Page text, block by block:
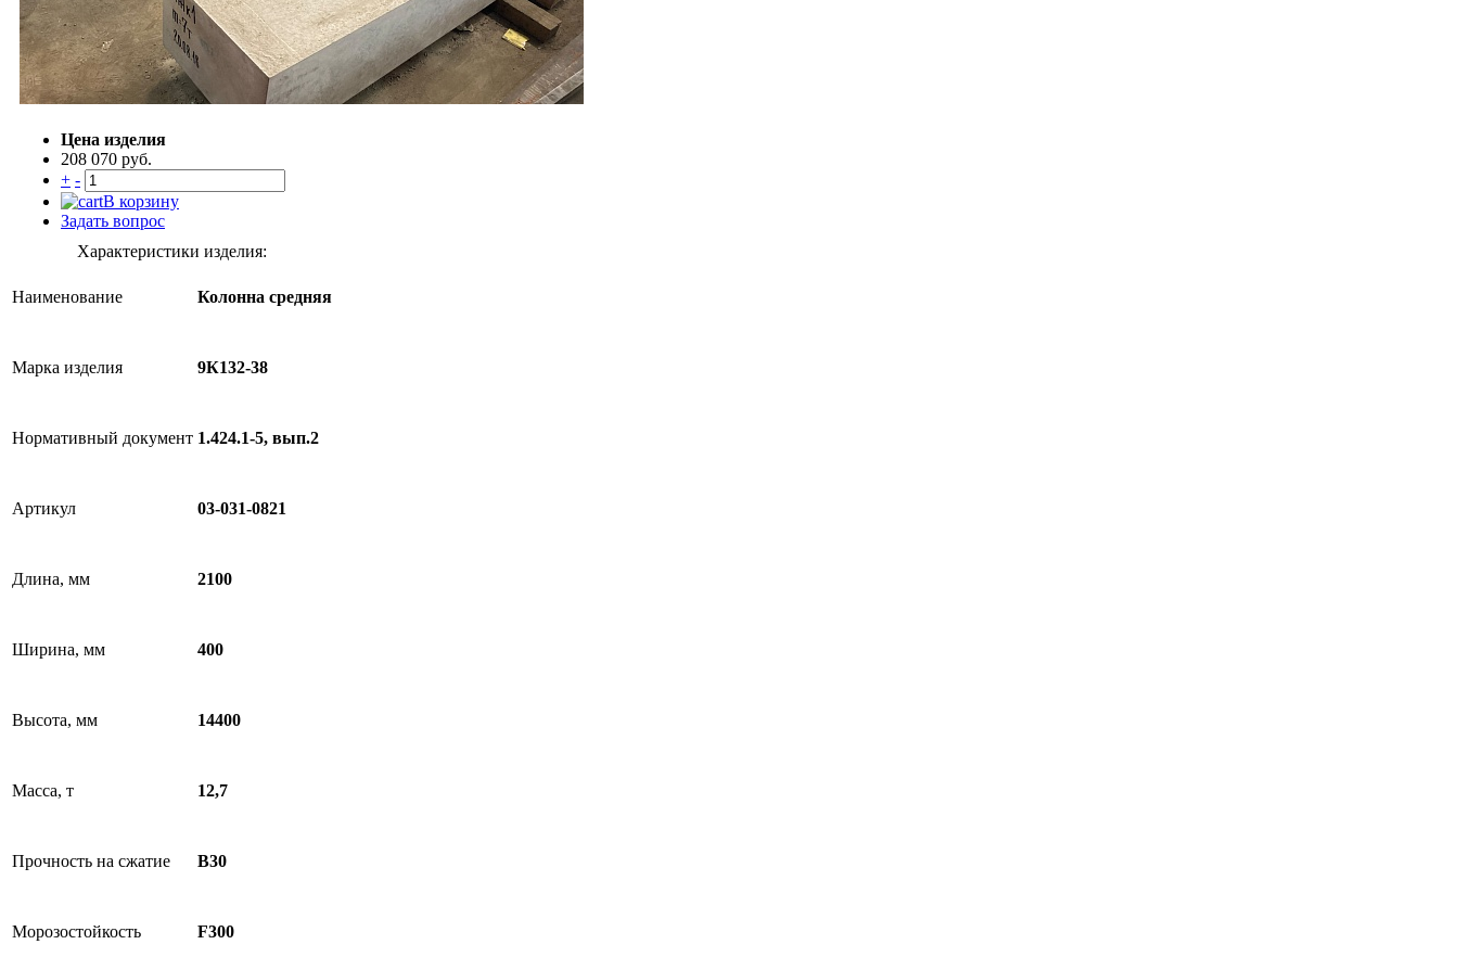
Цена изделия
208 070 руб.
+ -
В корзину
Задать вопрос
Характеристики изделия:
Наименование Колонна средняя
Марка изделия 9К132-38
Нормативный документ 1.424.1-5, вып.2
Артикул 03-031-0821
Длина, мм 2100
Ширина, мм 400
Высота, мм 14400
Масса, т 12,7
Прочность на сжатие B30
Морозостойкость F300